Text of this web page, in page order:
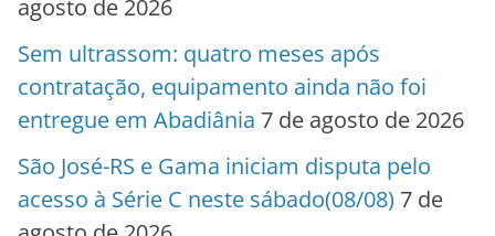
agosto de 2026
Sem ultrassom: quatro meses após
contratação, equipamento ainda não foi
entregue em Abadiânia 7 de agosto de 2026
São José-RS e Gama iniciam disputa pelo
acesso à Série C neste sábado(08/08) 7 de